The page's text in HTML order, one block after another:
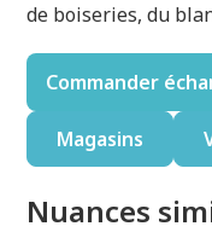
de boiseries, du
Commander
Magasins
Nuances